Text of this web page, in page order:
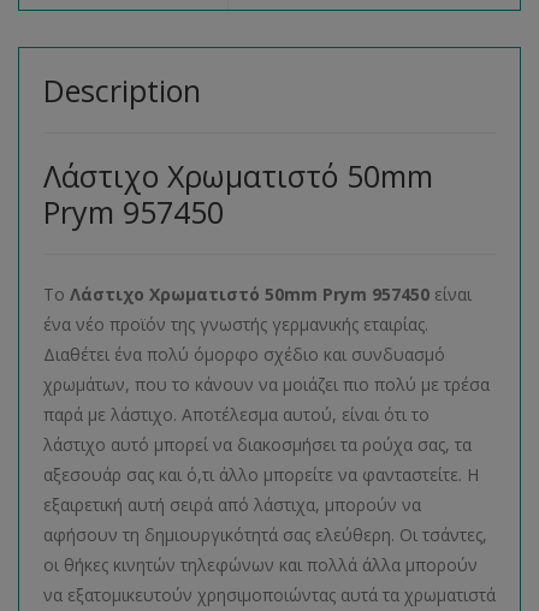
Description
Λάστιχο Χρωματιστό 50mm
Prym 957450
Το Λάστιχο Χρωματιστό 50mm Prym 957450 είναι
ένα νέο προϊόν της γνωστής γερμανικής εταιρίας.
Διαθέτει ένα πολύ όμορφο σχέδιο και συνδυασμό
χρωμάτων, που το κάνουν να μοιάζει πιο πολύ με τρέσα
παρά με λάστιχο. Αποτέλεσμα αυτού, είναι ότι το
λάστιχο αυτό μπορεί να διακοσμήσει τα ρούχα σας, τα
αξεσουάρ σας και ό,τι άλλο μπορείτε να φανταστείτε. Η
εξαιρετική αυτή σειρά από λάστιχα, μπορούν να
αφήσουν τη δημιουργικότητά σας ελεύθερη. Οι τσάντες,
οι θήκες κινητών τηλεφώνων και πολλά άλλα μπορούν
να εξατομικευτούν χρησιμοποιώντας αυτά τα χρωματιστά